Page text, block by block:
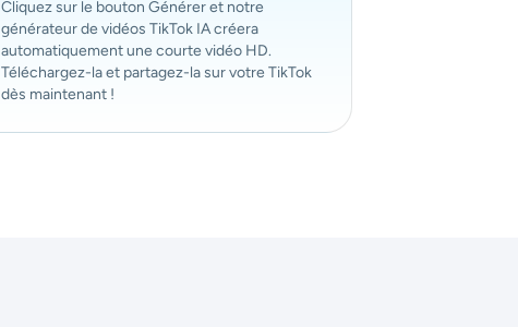
Cliquez sur le bouton Générer et notre
générateur de vidéos TikTok IA créera
automatiquement une courte vidéo HD.
Téléchargez-la et partagez-la sur votre TikTok
dès maintenant !